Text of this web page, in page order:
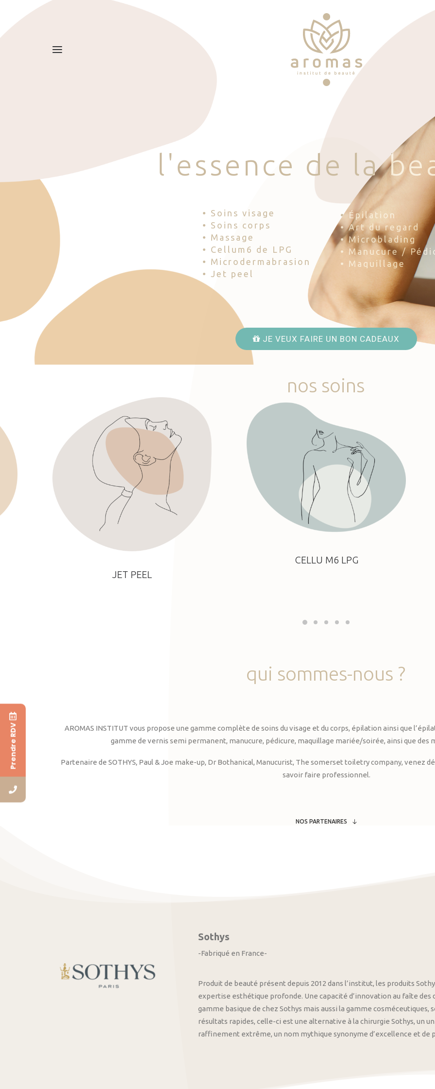
l 'esse nce d e la be
• Soins visage
• Soins corps
• Massage
• Cellum6 de LPG
• Microdermabrasion
• Jet peel
• Épilation
• Art du regard
• Microblading
• Manucure /
• Maquillage
JE VEUX FAIRE UN BON CADEAUX
nos soins
JET PEEL
CELLU M6 LPG
qui sommes-nous ?
AROMAS INSTITUT vous propose une gamme complète de soins du visage et du corps, épilation ainsi que
gamme de vernis semi permanent, manucure, pédicure, maquillage mariée/soirée, ainsi que des
Partenaire de SOTHYS, Paul & Joe make-up, Dr Bothanical, Manucurist, The somerset toiletry company, venez
savoir faire professionnel.
NOS PARTENAIRES
Sothys
-Fabriqué en France-
Produit de beauté présent depuis 2012 dans l’institut, les produits
expertise esthétique profonde. Une capacité d’innovation au faîte
gamme basique de chez Sothys mais aussi la gamme
résultats rapides, celle-ci est une alternative à la chirurgie Sothys, un
raffinement extrême, un nom mythique synonyme d’excellence et de
Prendre RDV